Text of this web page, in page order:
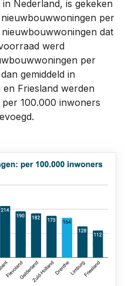
Nederland, is gekeken
per
dat
werd
per
gemiddeld in
Friesland werden
100.000 inwoners